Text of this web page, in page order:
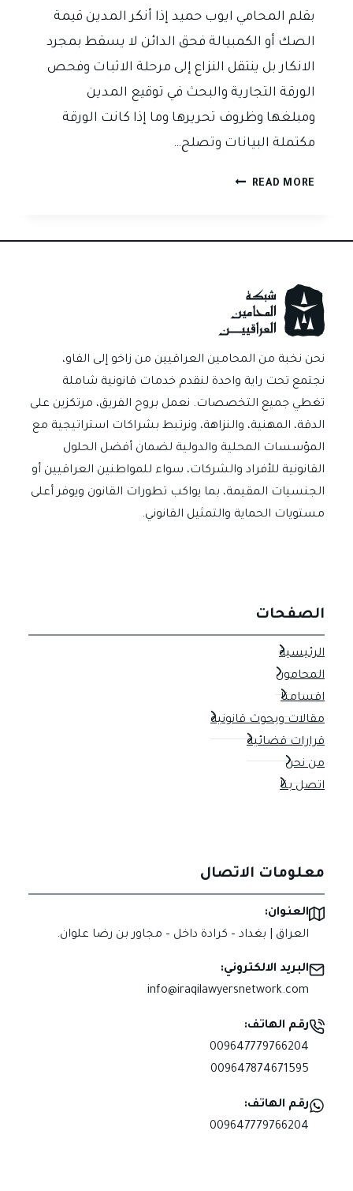
بقلم المحامي ايوب حميد إذا أنكر المدين قيمة
الصك أو الكمبيالة فحق الدائن لا يسقط بمجرد
الانكار بل ينتقل النزاع إلى مرحلة الاثبات وفحص
الورقة التجارية والبحث في توقيع المدين
ومبلغها وظروف تحريرها وما إذا كانت الورقة
مكتملة البيانات وتصلح…
READ MORE كيف
إذا
قيمة
الصك
أو
الكمبيالة
في
العراق
نحن نخبة من المحامين العراقيين من زاخو إلى الفاو،
نجتمع تحت راية واحدة لنقدم خدمات قانونية شاملة
تغطي جميع التخصصات. نعمل بروح الفريق، مرتكزين على
الدقة، المهنية، والنزاهة، ونرتبط بشراكات استراتيجية مع
المؤسسات المحلية والدولية لضمان أفضل الحلول
القانونية للأفراد والشركات، سواء للمواطنين العراقيين أو
الجنسيات المقيمة، بما يواكب تطورات القانون ويوفر أعلى
مستويات الحماية والتمثيل القانوني.
الصفحات
الرئيسية
المحامون
اقسامنا
مقالات وبحوث قانونية
قرارات قضائية
من نحن
اتصل بنا
معلومات الاتصال
العنوان:
العراق | بغداد – كرادة داخل – مجاور بن رضا علوان.
البريد الالكتروني:
info@iraqilawyersnetwork.com
رقم الهاتف:
009647779766204
009647874671595
رقم الهاتف:
009647779766204